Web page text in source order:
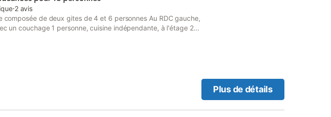
⋅2 avis
composée de deux gites de 4 et 6 personnes Au RDC gauche,
un couchage 1 personne, cuisine indépendante, à l'étage 2
Plus de détails